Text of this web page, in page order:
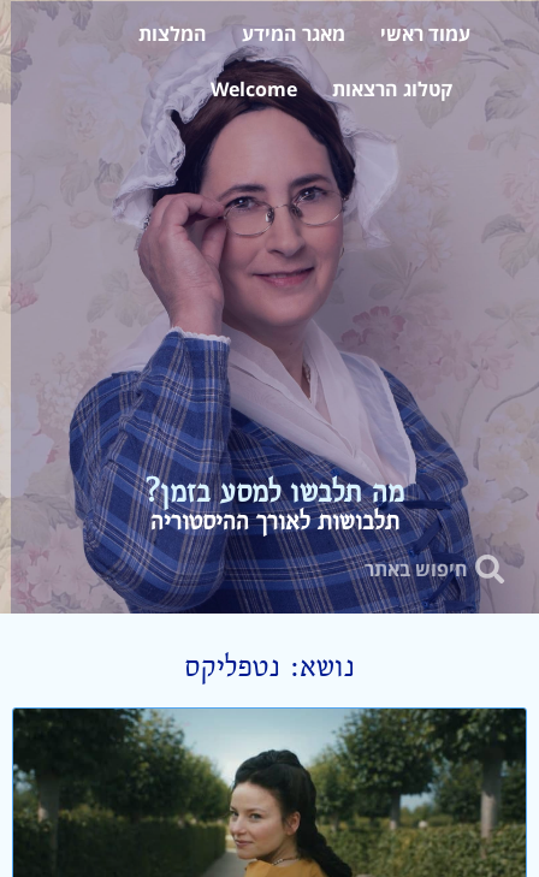
עמוד ראשי מאגר המידע המלצות
קטלוג הרצאות Welcome
מה תלבשו למסע בזמן?
תלבושות לאורך ההיסטוריה
נושא: נטפליקס